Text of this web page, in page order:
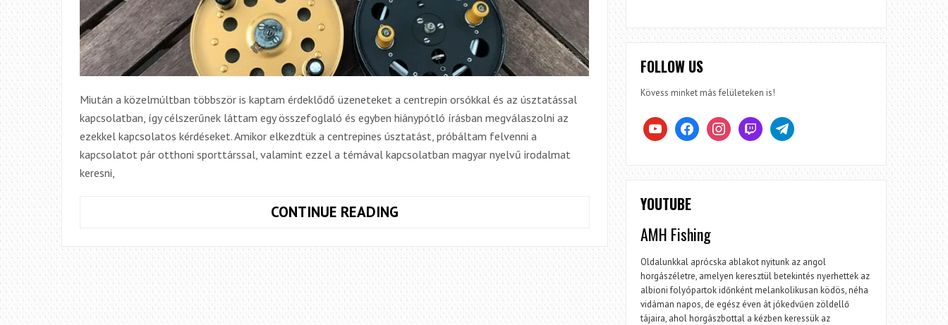
Miután a közelmúltban többször is kaptam érdeklődő üzeneteket a centrepin orsókkal és az úsztatással
kapcsolatban, így célszerűnek láttam egy összefoglaló és egyben hiánypótló írásban megválaszolni az
ezekkel kapcsolatos kérdéseket. Amikor elkezdtük a centrepines úsztatást, próbáltam felvenni a
kapcsolatot pár otthoni sporttárssal, valamint ezzel a témával kapcsolatban magyar nyelvű irodalmat
keresni,
CONTINUE READINGA
ORSÓK
FAJTÁI,
MŰKÖDÉSÜK
ÉS
JELENTŐSÉGÜK
FOLLOW US
Kövess minket más felületeken is!
youtubefacebookinstagramtwitch telegram
YOUTUBE
AMH Fishing
Oldalunkkal aprócska ablakot nyitunk az angol
horgászéletre, amelyen keresztül betekintés nyerhettek az
albioni folyópartok időnként melankolikusan ködös, néha
vidáman napos, de egész éven át jókedvűen zöldellő
tájaira, ahol horgászbottal a kézben keressük az